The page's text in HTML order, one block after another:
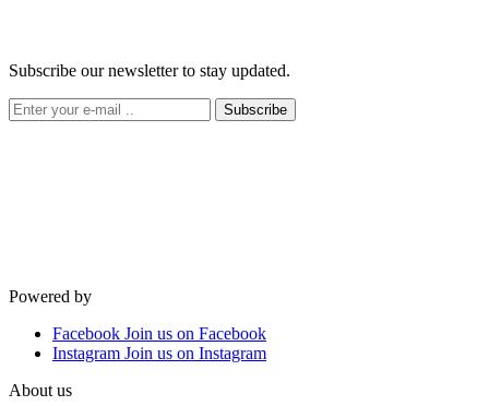
Subscribe our newsletter to stay updated.
Subscribe
Powered by
Facebook Join us on Facebook
Instagram Join us on Instagram
About us